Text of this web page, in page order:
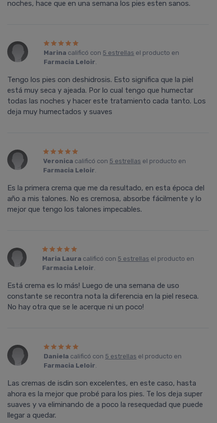
noches, hace que en una semana los pies esten sanos.
Marina calificó con 5 estrellas el producto en
Farmacia Leloir.
Tengo los pies con deshidrosis. Esto significa que la piel
está muy seca y ajeada. Por lo cual tengo que humectar
todas las noches y hacer este tratamiento cada tanto. Los
deja muy humectados y suaves
Veronica calificó con 5 estrellas el producto en
Farmacia Leloir.
Es la primera crema que me da resultado, en esta época del
año a mis talones. No es cremosa, absorbe fácilmente y lo
mejor que tengo los talones impecables.
Maria Laura calificó con 5 estrellas el producto en
Farmacia Leloir.
Está crema es lo más! Luego de una semana de uso
constante se recontra nota la diferencia en la piel reseca.
No hay otra que se le acerque ni un poco!
Daniela calificó con 5 estrellas el producto en
Farmacia Leloir.
Las cremas de isdin son excelentes, en este caso, hasta
ahora es la mejor que probé para los pies. Te los deja super
suaves y va eliminando de a poco la resequedad que puede
llegar a quedar.